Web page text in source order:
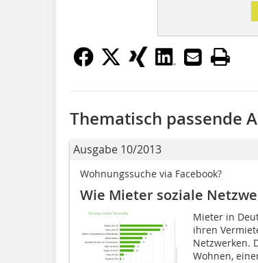
Thematisch passende
Ausgabe 10/2013
Wohnungssuche via Facebook?
Wie Mieter soziale
Mieter in
ihren
Netzwerken.
Wohnen,